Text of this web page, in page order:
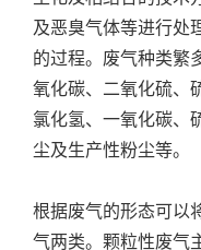
及恶臭气体等进行处
的过程。废气种类繁
氧化碳、二氧化硫、
氯化氢、一氧化碳、
尘及生产性粉尘等。
根据废气的形态可以
气两类。颗粒性废气